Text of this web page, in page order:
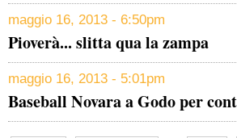
maggio 16, 2013 - 6:50pm
Pioverà... slitta qua la zampa
maggio 16, 2013 - 5:01pm
Baseball Novara a Godo per